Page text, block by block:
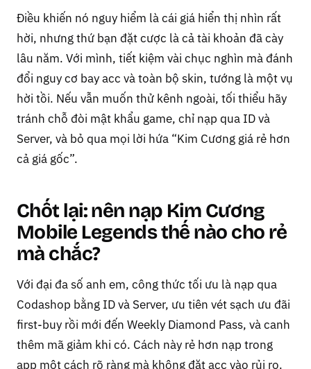
Điều khiến nó nguy hiểm là cái giá hiển thị nhìn rất
hời, nhưng thứ bạn đặt cược là cả tài khoản đã cày
lâu năm. Với mình, tiết kiệm vài chục nghìn mà đánh
đổi nguy cơ bay acc và toàn bộ skin, tướng là một vụ
hời tồi. Nếu vẫn muốn thử kênh ngoài, tối thiểu hãy
tránh chỗ đòi mật khẩu game, chỉ nạp qua ID và
Server, và bỏ qua mọi lời hứa “Kim Cương giá rẻ hơn
cả giá gốc”.
Chốt lại: nên nạp Kim Cương
Mobile Legends thế nào cho rẻ
mà chắc?
Với đại đa số anh em, công thức tối ưu là nạp qua
Codashop bằng ID và Server, ưu tiên vét sạch ưu đãi
first-buy rồi mới đến Weekly Diamond Pass, và canh
thêm mã giảm khi có. Cách này rẻ hơn nạp trong
app một cách rõ ràng mà không đặt acc vào rủi ro.